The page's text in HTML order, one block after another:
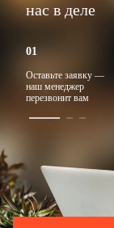
нас в деле
Оставьте заявку —
наш менеджер
перезвонит вам